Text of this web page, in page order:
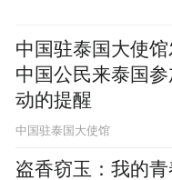
中国驻泰国大使
中国公民来泰国
动的提醒
中国驻泰国大使馆
盗香窃玉：我的